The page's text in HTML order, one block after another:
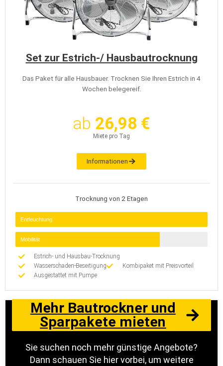
Set zur Estrich-/ Hausbautrocknung
Das Paket für alle Hausbauer. Trocknen Sie Ihren Estrich in 4
Wochen belegereif.
ab 26,98 €
Miete pro Tag
Informationen
Trocknung von 2 Etagen
Entfeuchtung
Mobilität
Estrich- und Hausbau-Trocknung
Wasserschaden-Beseitigung
Kombipaket mit Preisvorteil
Ausgestattet mit Pumpe
Mehr Bautrockner und
Sparpakete mieten
Sie suchen noch mehr günstige Angebote?
Dann schauen Sie hier vorbei, um weitere